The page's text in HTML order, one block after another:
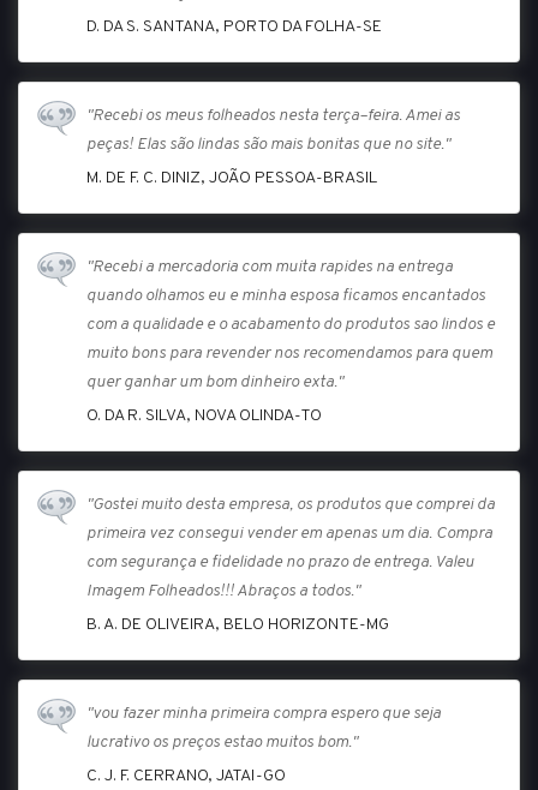
D. DA S. SANTANA, PORTO DA FOLHA-SE
"Recebi os meus folheados nesta terça–feira. Amei as
peças! Elas são lindas são mais bonitas que no site."
M. DE F. C. DINIZ, JOÃO PESSOA-BRASIL
"Recebi a mercadoria com muita rapides na entrega
quando olhamos eu e minha esposa ficamos encantados
com a qualidade e o acabamento do produtos sao lindos e
muito bons para revender nos recomendamos para quem
quer ganhar um bom dinheiro exta."
O. DA R. SILVA, NOVA OLINDA-TO
"Gostei muito desta empresa, os produtos que comprei da
primeira vez consegui vender em apenas um dia. Compra
com segurança e fidelidade no prazo de entrega. Valeu
Imagem Folheados!!! Abraços a todos."
B. A. DE OLIVEIRA, BELO HORIZONTE-MG
"vou fazer minha primeira compra espero que seja
lucrativo os preços estao muitos bom."
C. J. F. CERRANO, JATAI-GO